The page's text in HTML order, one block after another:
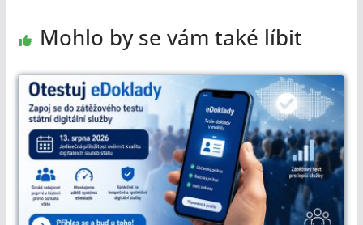
Mohlo by se vám také líbit